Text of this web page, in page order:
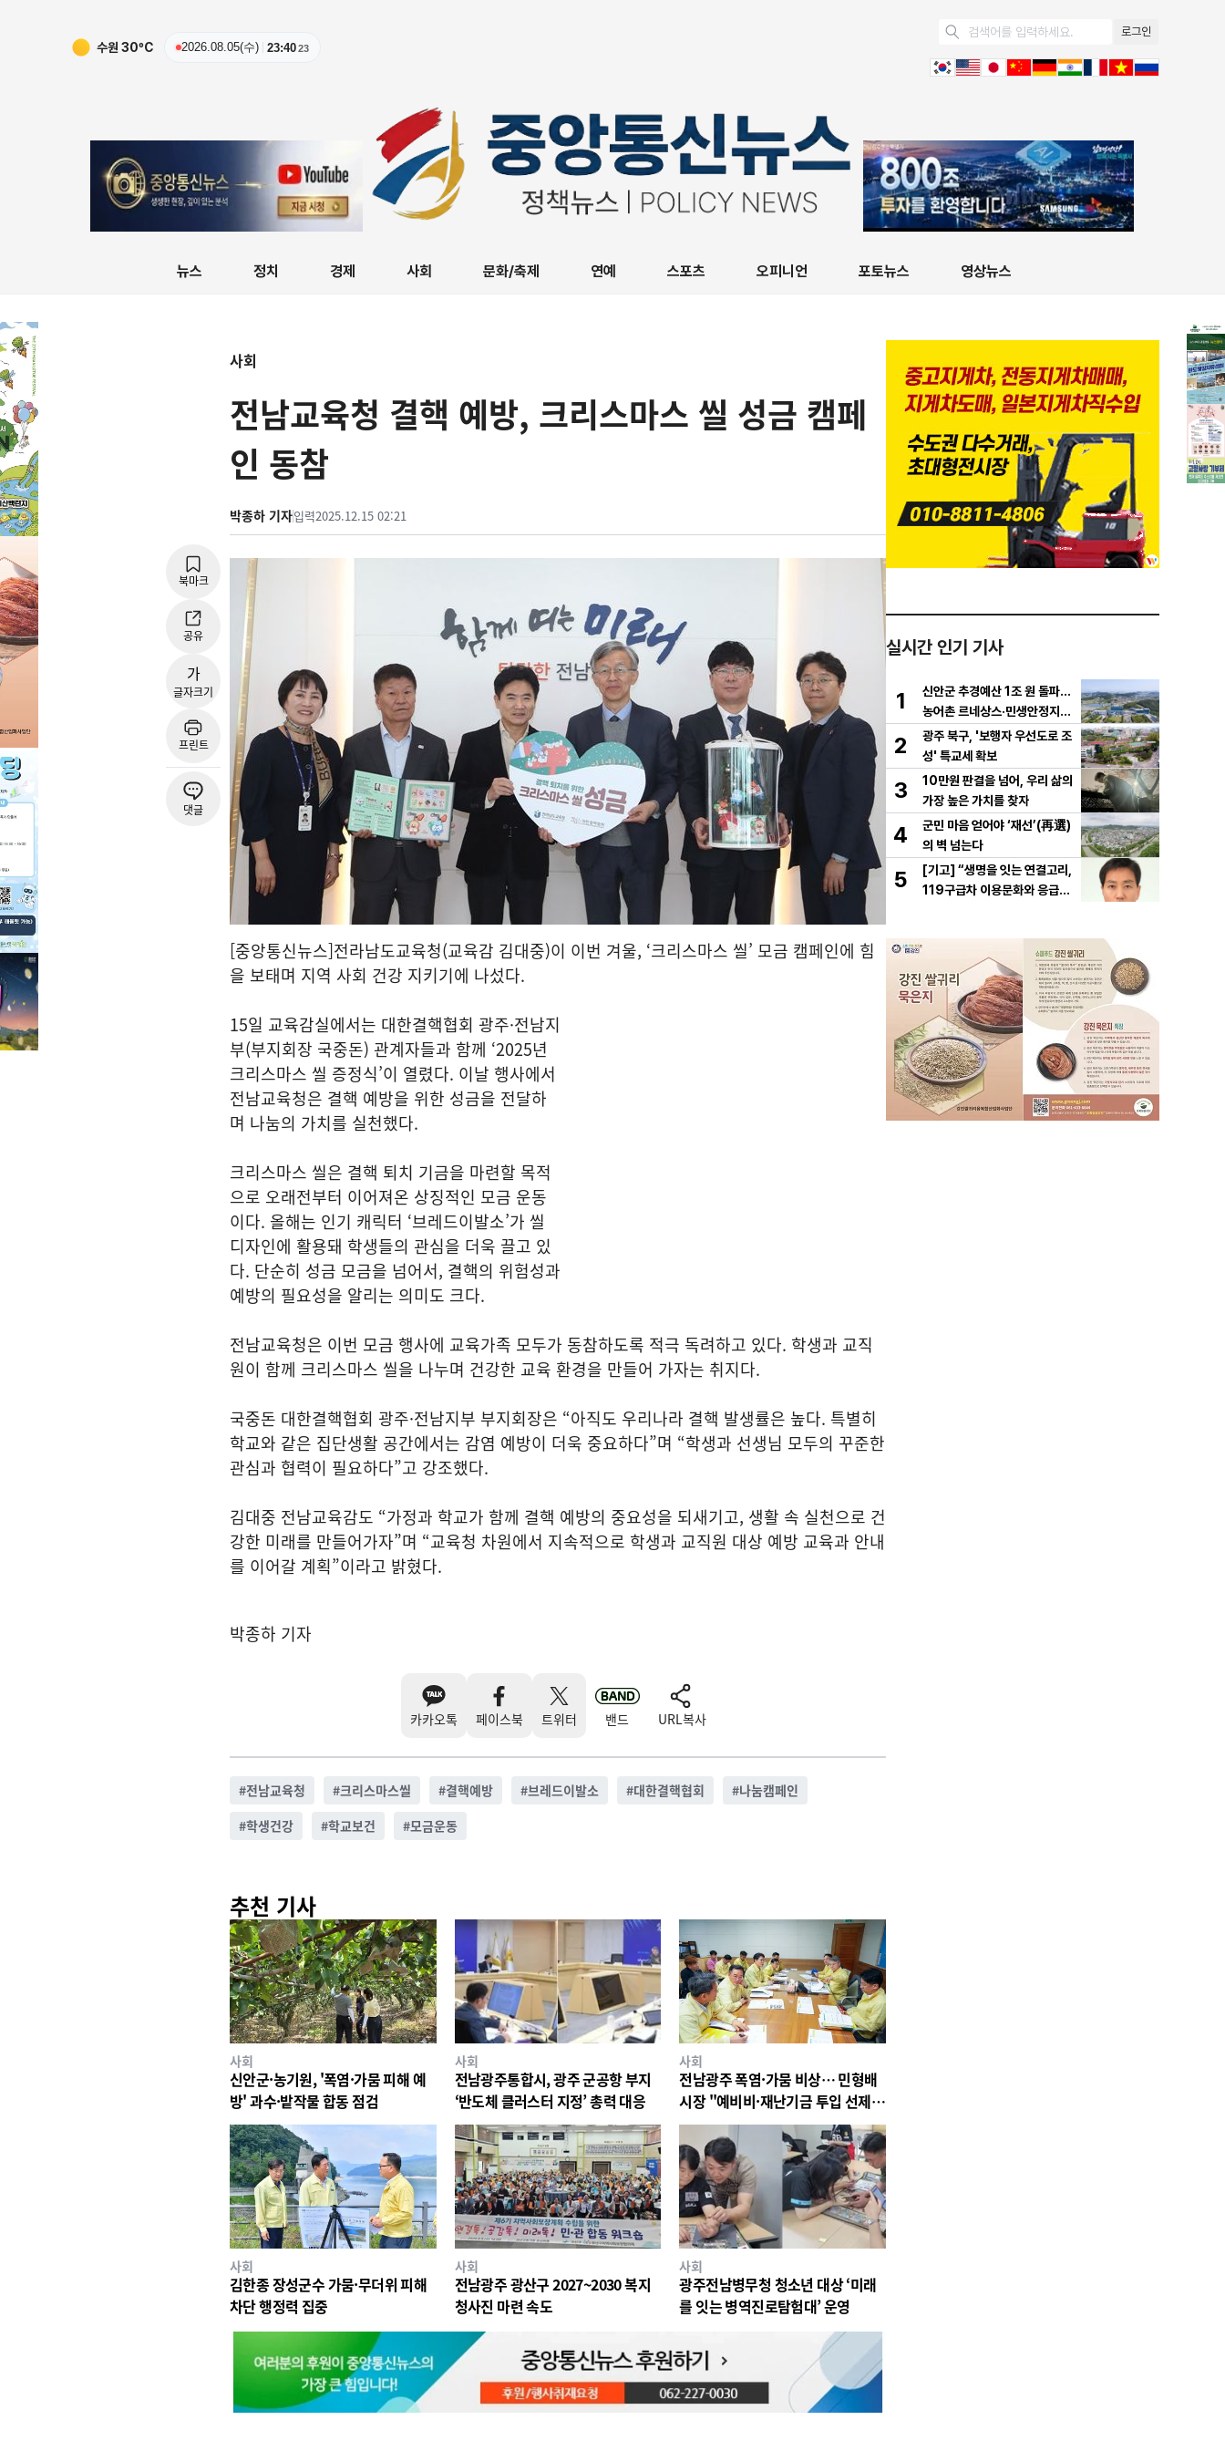
수원 30ºC 2026.08.05(수) 23:4024
로그인
뉴스 정치 경제 사회 문화/축제 연예 스포츠 오피니언 포토뉴스 영상뉴스
사회
전남교육청 결핵 예방, 크리스마스 씰 성금 캠페
인 동참
박종하 기자입력2025.12.15 02:21
북마크
공유
가
글자크기
프린트
댓글
[중앙통신뉴스]전라남도교육청(교육감 김대중)이 이번 겨울, ‘크리스마스 씰’ 모금 캠페인에 힘
을 보태며 지역 사회 건강 지키기에 나섰다.
15일 교육감실에서는 대한결핵협회 광주·전남지
부(부지회장 국중돈) 관계자들과 함께 ‘2025년
크리스마스 씰 증정식’이 열렸다. 이날 행사에서
전남교육청은 결핵 예방을 위한 성금을 전달하
며 나눔의 가치를 실천했다.
크리스마스 씰은 결핵 퇴치 기금을 마련할 목적
으로 오래전부터 이어져온 상징적인 모금 운동
이다. 올해는 인기 캐릭터 ‘브레드이발소’가 씰
디자인에 활용돼 학생들의 관심을 더욱 끌고 있
다. 단순히 성금 모금을 넘어서, 결핵의 위험성과
예방의 필요성을 알리는 의미도 크다.
전남교육청은 이번 모금 행사에 교육가족 모두가 동참하도록 적극 독려하고 있다. 학생과 교직
원이 함께 크리스마스 씰을 나누며 건강한 교육 환경을 만들어 가자는 취지다.
국중돈 대한결핵협회 광주·전남지부 부지회장은 “아직도 우리나라 결핵 발생률은 높다. 특별히
학교와 같은 집단생활 공간에서는 감염 예방이 더욱 중요하다”며 “학생과 선생님 모두의 꾸준한
관심과 협력이 필요하다”고 강조했다.
김대중 전남교육감도 “가정과 학교가 함께 결핵 예방의 중요성을 되새기고, 생활 속 실천으로 건
강한 미래를 만들어가자”며 “교육청 차원에서 지속적으로 학생과 교직원 대상 예방 교육과 안내
를 이어갈 계획”이라고 밝혔다.
박종하 기자
카카오톡 페이스북 트위터 밴드 URL복사
#전남교육청 #크리스마스씰 #결핵예방 #브레드이발소 #대한결핵협회 #나눔캠페인
#학생건강 #학교보건 #모금운동
추천 기사
사회
신안군·농기원, '폭염·가뭄 피해 예
방' 과수·밭작물 합동 점검
사회
전남광주통합시, 광주 군공항 부지
‘반도체 클러스터 지정’ 총력 대응
사회
전남광주 폭염·가뭄 비상… 민형배
시장 "예비비·재난기금 투입 선제
대응"
사회
김한종 장성군수 가뭄·무더위 피해
차단 행정력 집중
사회
전남광주 광산구 2027~2030 복지
청사진 마련 속도
사회
광주전남병무청 청소년 대상 ‘미래
를 잇는 병역진로탐험대’ 운영
실시간 인기 기사
1
신안군 추경예산 1조 원 돌파…
농어촌 르네상스·민생안정지원
금 집중 편성
2
광주 북구, '보행자 우선도로 조
성' 특교세 확보
3
10만원 판결을 넘어, 우리 삶의
가장 높은 가치를 찾자
4
군민 마음 얻어야 ‘재선’(再選)
의 벽 넘는다
5
[기고] “생명을 잇는 연결고리,
119구급차 이용문화와 응급처